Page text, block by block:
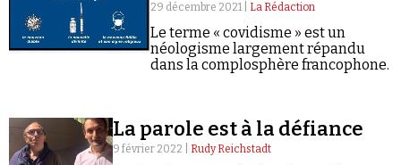
29 décembre 2021 | La Rédaction
Le terme « covidisme » est un
néologisme largement répandu
dans la complosphère francophone.
La parole est à la défiance
9 février 2022 | Rudy Reichstadt